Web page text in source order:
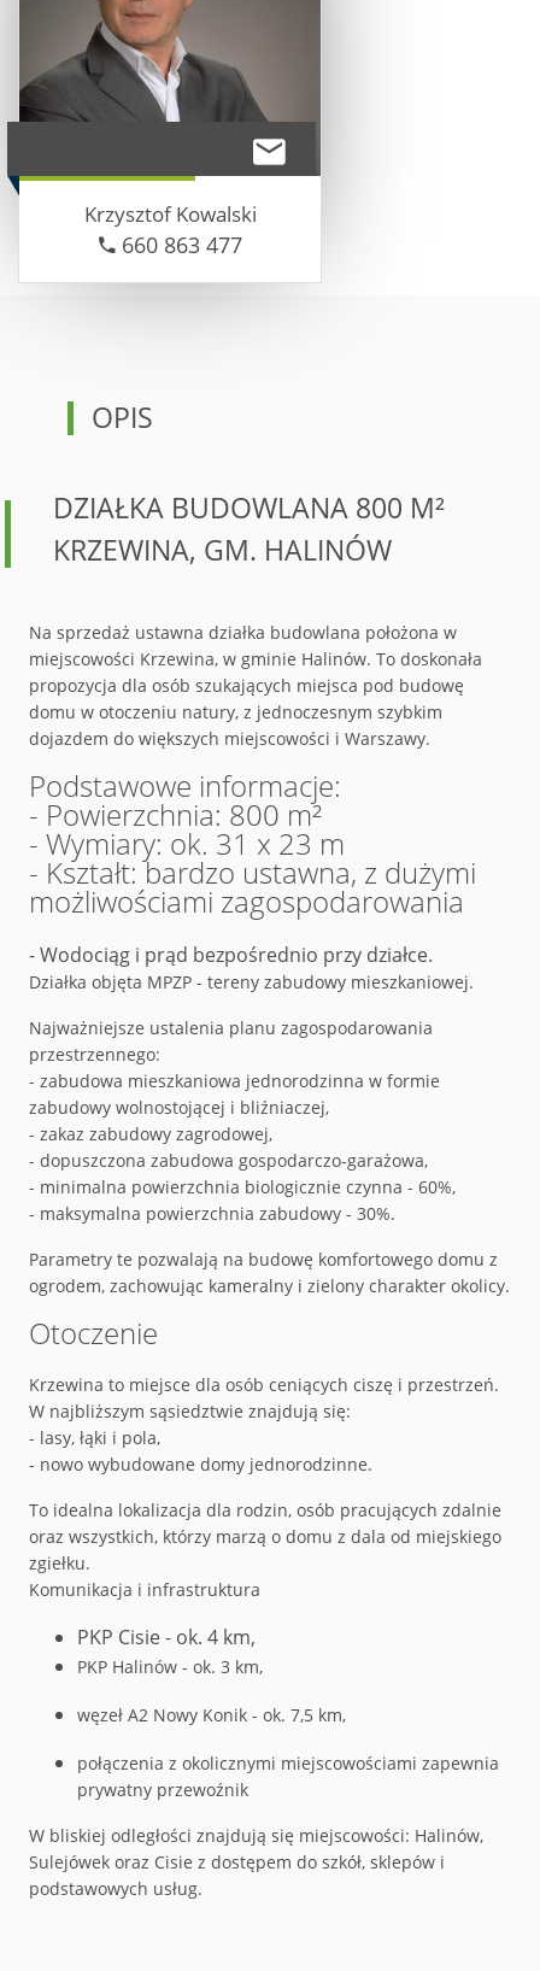
KrzysztofKowalski
660 863 477
OPIS
DZIAŁKA BUDOWLANA 800 M²
KRZEWINA, GM. HALINÓW
Na sprzedaż ustawna działka budowlana położona w
miejscowości Krzewina, w gminie Halinów. To doskonała
propozycja dla osób szukających miejsca pod budowę
domu w otoczeniu natury, z jednoczesnym szybkim
dojazdem do większych miejscowości i Warszawy.
Podstawowe informacje:
- Powierzchnia: 800 m²
- Wymiary: ok. 31 x 23 m
- Kształt: bardzo ustawna, z dużymi
możliwościami zagospodarowania
- Wodociąg i prąd bezpośrednio przy działce.
Działka objęta MPZP - tereny zabudowy mieszkaniowej.
Najważniejsze ustalenia planu zagospodarowania
przestrzennego:
- zabudowa mieszkaniowa jednorodzinna w formie
zabudowy wolnostojącej i bliźniaczej,
- zakaz zabudowy zagrodowej,
- dopuszczona zabudowa gospodarczo-garażowa,
- minimalna powierzchnia biologicznie czynna - 60%,
- maksymalna powierzchnia zabudowy - 30%.
Parametry te pozwalają na budowę komfortowego domu z
ogrodem, zachowując kameralny i zielony charakter okolicy.
Otoczenie
Krzewina to miejsce dla osób ceniących ciszę i przestrzeń.
W najbliższym sąsiedztwie znajdują się:
- lasy, łąki i pola,
- nowo wybudowane domy jednorodzinne.
To idealna lokalizacja dla rodzin, osób pracujących zdalnie
oraz wszystkich, którzy marzą o domu z dala od miejskiego
zgiełku.
Komunikacja i infrastruktura
PKP Cisie - ok. 4 km,
PKP Halinów - ok. 3 km,
węzeł A2 Nowy Konik - ok. 7,5 km,
połączenia z okolicznymi miejscowościami zapewnia
prywatny przewoźnik
W bliskiej odległości znajdują się miejscowości: Halinów,
Sulejówek oraz Cisie z dostępem do szkół, sklepów i
podstawowych usług.